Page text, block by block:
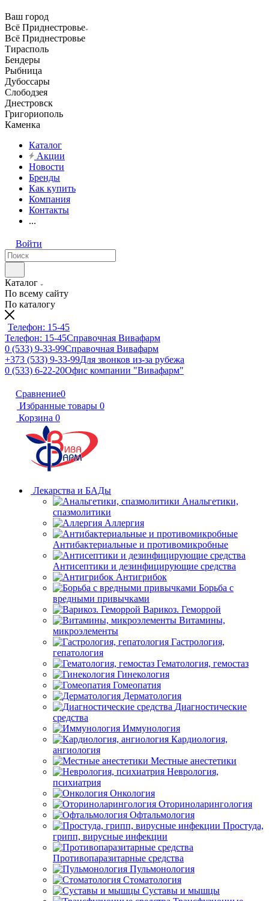
Ваш город
Всё Приднестровье
Всё Приднестровье
Тирасполь
Бендеры
Рыбница
Дубоссары
Слободзея
Днестровск
Григориополь
Каменка
Каталог
Акции
Новости
Бренды
Как купить
Компания
Контакты
...
Войти
Каталог
По всему сайту
По каталогу
Телефон: 15-45
Телефон: 15-45Справочная Вивафарм
0 (533) 9-33-99Справочная Вивафарм
+373 (533) 9-33-99Для звонков из-за рубежа
0 (533) 6-22-20Офис компании "Вивафарм"
Сравнение0
Избранные товары 0
Корзина 0
Лекарства и БАДы
Анальгетики,
спазмолитики
Аллергия
Антибактериальные и противомикробные
Антисептики и дезинфицирующие средства
Антигрибок
Борьба с
вредными привычками
Варикоз. Геморрой
Витамины,
микроэлементы
Гастрология,
гепатология
Гематология, гемостаз
Гинекология
Гомеопатия
Дерматология
Диагностические
средства
Иммунология
Кардиология,
ангиология
Местные анестетики
Неврология,
психиатрия
Онкология
Оториноларингология
Офтальмология
Простуда,
грипп, вирусные инфекции
Противопаразитарные средства
Пульмонология
Стоматология
Суставы и мышцы